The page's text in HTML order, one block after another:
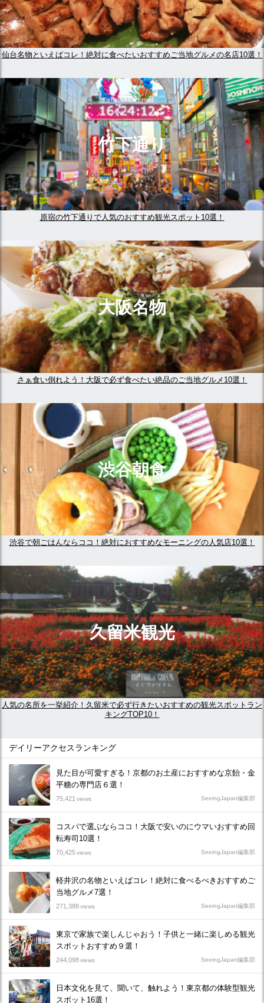
仙台名物といえばコレ！絶対に食べたいおすすめご当地グルメの名店10選！
竹下通り
原宿の竹下通りで人気のおすすめ観光スポット10選！
大阪名物
さぁ食い倒れよう！大阪で必ず食べたい絶品のご当地グルメ10選！
渋谷朝食
渋谷で朝ごはんならココ！絶対におすすめなモーニングの人気店10選！
久留米観光
人気の名所を一挙紹介！久留米で必ず行きたいおすすめの観光スポットラン
キングTOP10！
デイリーアクセスランキング
見た目が可愛すぎる！京都のお土産におすすめな京飴・金
平糖の専門店６選！
75,421 views SeeingJapan編集部
コスパで選ぶならココ！大阪で安いのにウマいおすすめ回
転寿司10選！
70,425views SeeingJapan編集部
軽井沢の名物といえばコレ！絶対に食べるべきおすすめご
当地グルメ7選！
271,388views SeeingJapan編集部
東京で家族で楽しんじゃおう！子供と一緒に楽しめる観光
スポットおすすめ９選！
244,098views SeeingJapan編集部
日本文化を見て、聞いて、触れよう！東京都の体験型観光
スポット16選！